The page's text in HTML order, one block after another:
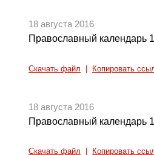
18 августа 2016
Православный календарь
Скачать файл Копировать
18 августа 2016
Православный календарь
Скачать файл Копировать